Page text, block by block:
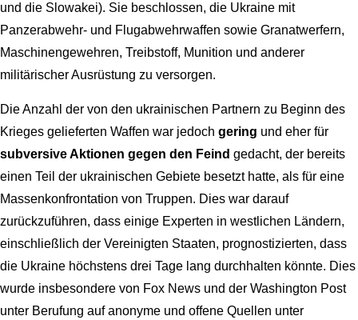
und die Slowakei). Sie beschlossen, die Ukraine mit
Panzerabwehr- und Flugabwehrwaffen sowie Granatwerfern,
Maschinengewehren, Treibstoff, Munition und anderer
militärischer Ausrüstung zu versorgen.
Die Anzahl der von den ukrainischen Partnern zu Beginn des
Krieges gelieferten Waffen war jedoch gering und eher für
subversive Aktionen gegen den Feind gedacht, der bereits
einen Teil der ukrainischen Gebiete besetzt hatte, als für eine
Massenkonfrontation von Truppen. Dies war darauf
zurückzuführen, dass einige Experten in westlichen Ländern,
einschließlich der Vereinigten Staaten, prognostizierten, dass
die Ukraine höchstens drei Tage lang durchhalten könnte. Dies
wurde insbesondere von Fox News und der Washington Post
unter Berufung auf anonyme und offene Quellen unter